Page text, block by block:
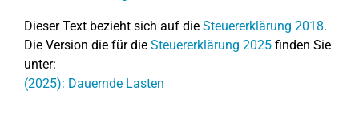
Dieser Text bezieht sich auf die Steuererklärung 2018.
Die Version die für die Steuererklärung 2025 finden Sie
unter:
(2025): Dauernde Lasten